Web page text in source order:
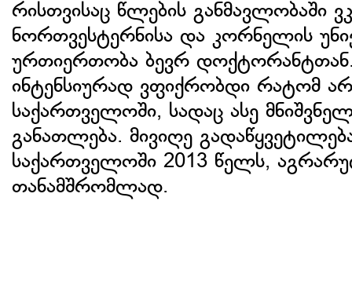
რისთვისაც წლების განმავლობაში
ნორთვესტერნისა და კორნელის
ურთიერთობა ბევრ
ინტენსიურად ვფიქრობდი რატომ არ
საქართველოში, სადაც ასე
განათლება. მივიღე
საქართველოში 2013 წელს,
თანამშრომლად.